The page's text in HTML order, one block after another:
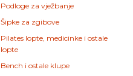
Podloge za vježbanje
Šipke za zgibove
Pilates lopte, medicinke i ostale
lopte
Bench i ostale klupe